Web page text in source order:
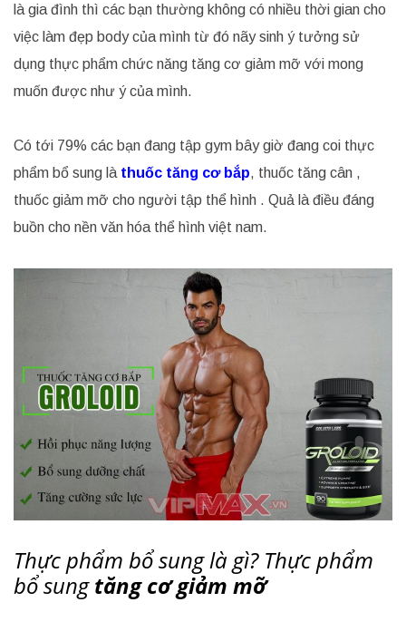
là gia đình thì các bạn thường không có nhiều thời gian cho
việc làm đẹp body của mình từ đó nãy sinh ý tưởng sử
dụng thực phẩm chức năng tăng cơ giảm mỡ với mong
muốn được như ý của mình.
Có tới 79% các bạn đang tập gym bây giờ đang coi thực
phẩm bổ sung là thuốc tăng cơ bắp, thuốc tăng cân ,
thuốc giảm mỡ cho người tập thể hình . Quả là điều đáng
buồn cho nền văn hóa thể hình việt nam.
Thực phẩm bổ sung là gì? Thực phẩm
bổ sungtăng cơ giảm mỡ